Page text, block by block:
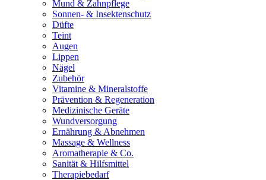
Mund & Zahnpflege
Sonnen- & Insektenschutz
Düfte
Teint
Augen
Lippen
Nägel
Zubehör
Vitamine & Mineralstoffe
Prävention & Regeneration
Medizinische Geräte
Wundversorgung
Ernährung & Abnehmen
Massage & Wellness
Aromatherapie & Co.
Sanität & Hilfsmittel
Therapiebedarf